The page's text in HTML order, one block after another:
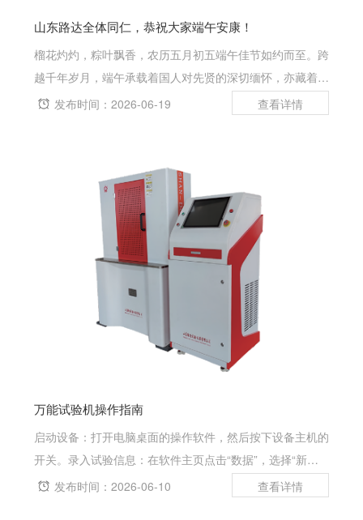
山东路达全体同仁，恭祝大家端午安康！
榴花灼灼，粽叶飘香，农历五月初五端午佳节如约而至。跨
越千年岁月，端午承载着国人对先贤的深切缅怀，亦藏着家
家户户岁岁安康的美好祈愿。插青艾避烦忧，品香粽叙温
发布时间：2026-06-19
万能试验机操作指南
启动设备：打开电脑桌面的操作软件，然后按下设备主机的
开关。录入试验信息：在软件主页点击“数据”，选择“新建
试验”，根据试验要求填写相关信息，如试验数量、批号、
发布时间：2026-06-10